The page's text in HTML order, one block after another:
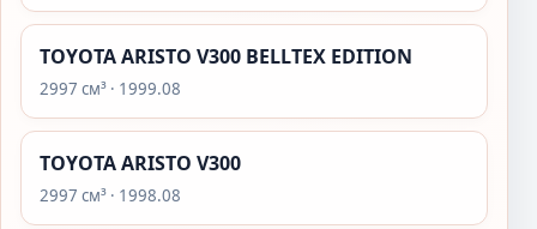
TOYOTA ARISTO V300 BELLTEX EDITION
2997 см³ · 1999.08
TOYOTA ARISTO V300
2997 см³ · 1998.08